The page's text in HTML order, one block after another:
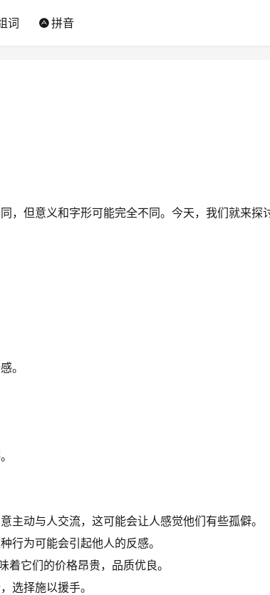
词 拼音
但意义和字形可能完全不同。今天，我们就来探
。
主动与人交流，这可能会让人感觉他们有些孤僻。
行为可能会引起他人的反感。
着它们的价格昂贵，品质优良。
选择施以援手。